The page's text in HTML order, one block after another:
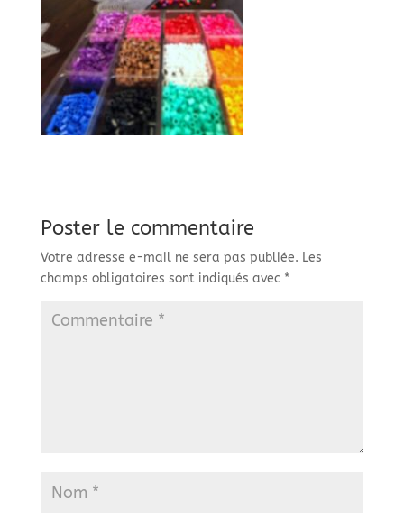
Poster le commentaire
Votre adresse e-mail ne sera pas publiée. Les
champs obligatoires sont indiqués avec *